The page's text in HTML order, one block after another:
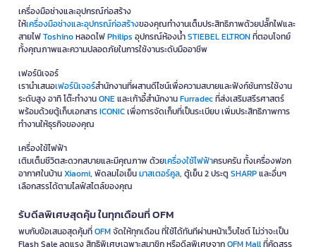
เครื่องมือช่างและอุปกรณ์ก่อสร้าง
ให้เครื่องมือช่างและอุปกรณ์ก่อสร้างของคุณทำงานเต็มประสิทธิภาพด้วยปลั๊กไฟและ
สายไฟToshinoหลอดไฟPhilips อุปกรณ์ห้องน้ำSTIEBEL ELTRONที่ตอบโจทย์
ทั้งคุณภาพและความปลอดภัยในการใช้งานระดับมืออาชีพ
เฟอร์นิเจอร์
เรานำเสนอเฟอร์นิเจอร์สำนักงานที่ผสานดีไซน์เพื่อความสบายและฟังก์ชันการใช้งาน
ระดับสูง อาทิ โต๊ะทำงานONEและเก้าอี้สำนักงานFurradecที่ส่งเสริมสรีรศาสตร์
พร้อมด้วยตู้เก็บเอกสารICONICเพื่อการจัดเก็บที่เป็นระเบียบ เพิ่มประสิทธิภาพการ
ทำงานให้ธุรกิจของคุณ
เครื่องใช้ไฟฟ้า
เติมเต็มชีวิตสะดวกสบายและมีคุณภาพ ด้วยเครื่องใช้ไฟฟ้าครบครัน ทั้งเครื่องฟอก
อากาศในบ้านXiaomi, พัดลมไอเย็นมาสเตอร์คูล, ตู้เย็น 2 ประตูSHARPและอื่นๆ
เลือกสรรได้ตามไลฟ์สไตล์ของคุณ
รับดีลพิเศษสุดคุ้ม ในทุกเดือนที่ OFM
พบกับข้อเสนอสุดคุ้มที่OFMจัดให้ทุกเดือน ที่ใช้ได้ทันทีผ่านหน้าเว็บไซต์ ไม่ว่าจะเป็น
Flash Sale ลดแรง สิทธิพิเศษเฉพาะสมาชิก หรือดีลพิเศษจากOFM Mallที่คัดสรร